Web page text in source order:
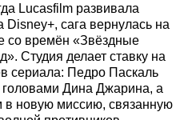
Lucasfilm развивала
сага вернулась на
со времён «Звёздные
Студия делает ставку на
сериала: Педро Паскаль
головами Дина Джарина, а
в новую миссию, связанную